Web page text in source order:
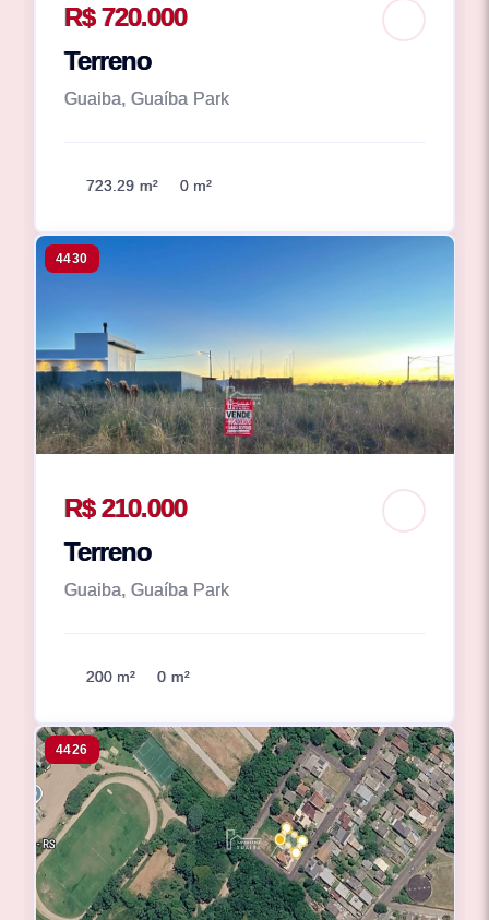
R$ 720.000
Terreno
Guaiba, Guaíba Park
723.29 m² 0 m²
4430
R$ 210.000
Terreno
Guaiba, Guaíba Park
200 m² 0 m²
4426